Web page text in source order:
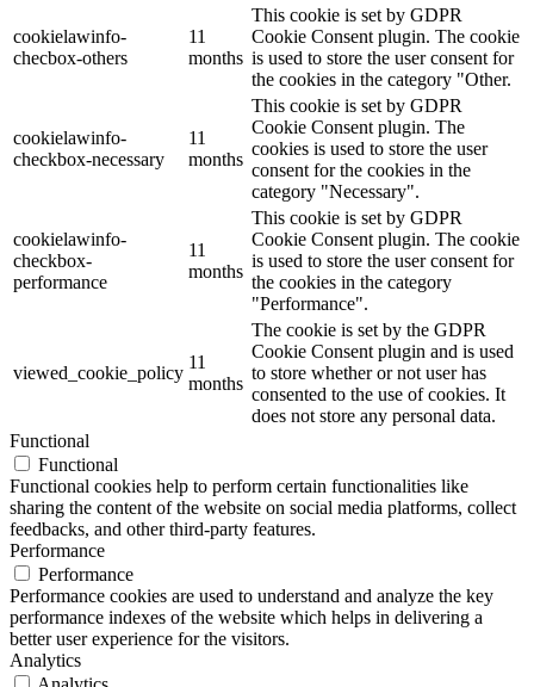
cookielawinfo-
checbox-others
11
months
This cookie is set by GDPR
Cookie Consent plugin. The cookie
is used to store the user consent for
the cookies in the category "Other.
cookielawinfo-
checkbox-necessary
11
months
This cookie is set by GDPR
Cookie Consent plugin. The
cookies is used to store the user
consent for the cookies in the
category "Necessary".
cookielawinfo-
checkbox-
performance
11
months
This cookie is set by GDPR
Cookie Consent plugin. The cookie
is used to store the user consent for
the cookies in the category
"Performance".
viewed_cookie_policy
11
months
The cookie is set by the GDPR
Cookie Consent plugin and is used
to store whether or not user has
consented to the use of cookies. It
does not store any personal data.
Functional
Functional
Functional cookies help to perform certain functionalities like
sharing the content of the website on social media platforms, collect
feedbacks, and other third-party features.
Performance
Performance
Performance cookies are used to understand and analyze the key
performance indexes of the website which helps in delivering a
better user experience for the visitors.
Analytics